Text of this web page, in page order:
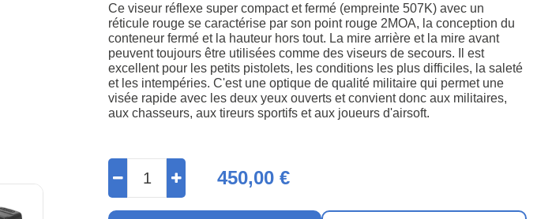
Ce viseur réflexe super compact et fermé (empreinte 507K) avec un
réticule rouge se caractérise par son point rouge 2MOA, la conception du
conteneur fermé et la hauteur hors tout. La mire arrière et la mire avant
peuvent toujours être utilisées comme des viseurs de secours. Il est
excellent pour les petits pistolets, les conditions les plus difficiles, la saleté
et les intempéries. C'est une optique de qualité militaire qui permet une
visée rapide avec les deux yeux ouverts et convient donc aux militaires,
aux chasseurs, aux tireurs sportifs et aux joueurs d'airsoft.
450,00 €